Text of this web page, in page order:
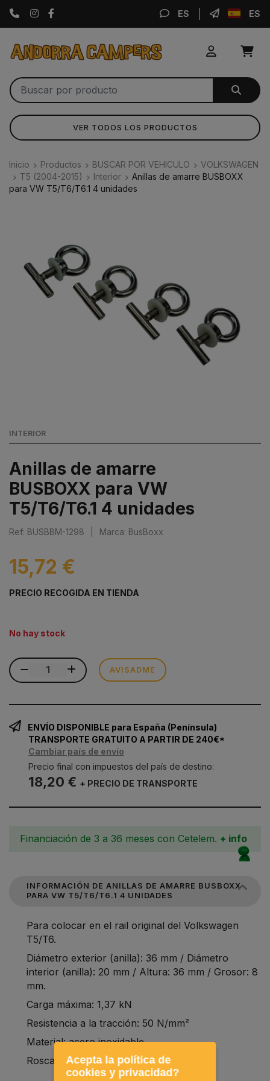
Instagram ES ES
VER TODOS LOS PRODUCTOS
Inicio Productos BUSCAR POR VEHICULO
VOLKSWAGEN
T5 (2004-2015)
Interior
Anillas de amarre BUSBOXX
para VW T5/T6/T6.1 4 unidades
INTERIOR
Anillas de amarre
BUSBOXX para VW
T5/T6/T6.1 4 unidades
Ref: BUSBBM-1298 Marca: BusBoxx
15,72 €
PRECIO RECOGIDA EN TIENDA
No hay stock
AVISADME
ENVÍO DISPONIBLE para España (Península)
TRANSPORTE GRATUITO A PARTIR DE 240€*
Cambiar país de envío
Precio final con impuestos del país de destino:
18,20 € + PRECIO DE TRANSPORTE
Financiación de 3 a 36 meses con Cetelem. + info
INFORMACIÓN DE ANILLAS DE AMARRE BUSBOXX
PARA VW T5/T6/T6.1 4 UNIDADES
Para colocar en el rail original del Volkswagen
T5/T6.
Diámetro exterior (anilla): 36 mm / Diámetro
interior (anilla): 20 mm / Altura: 36 mm / Grosor: 8
mm.
Carga máxima: 1,37 kN
Resistencia a la tracción: 50 N/mm²
Material: acero inoxidable
Rosca de 25mm M8.
Acepta la política de
cookies y privacidad?